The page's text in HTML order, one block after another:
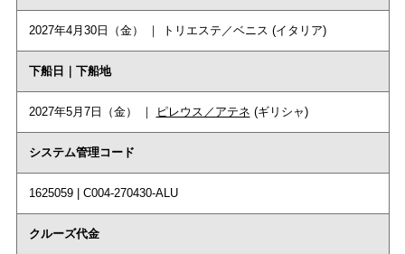
2027年4月30日（金） ｜ トリエステ／ベニス (イタリア)
下船日｜下船地
2027年5月7日（金） ｜ ピレウス／アテネ (ギリシャ)
システム管理コード
1625059 | C004-270430-ALU
クルーズ代金